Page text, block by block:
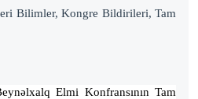
Bilimler, Kongre Bildirileri, Tam
Elmi Konfransının Tam